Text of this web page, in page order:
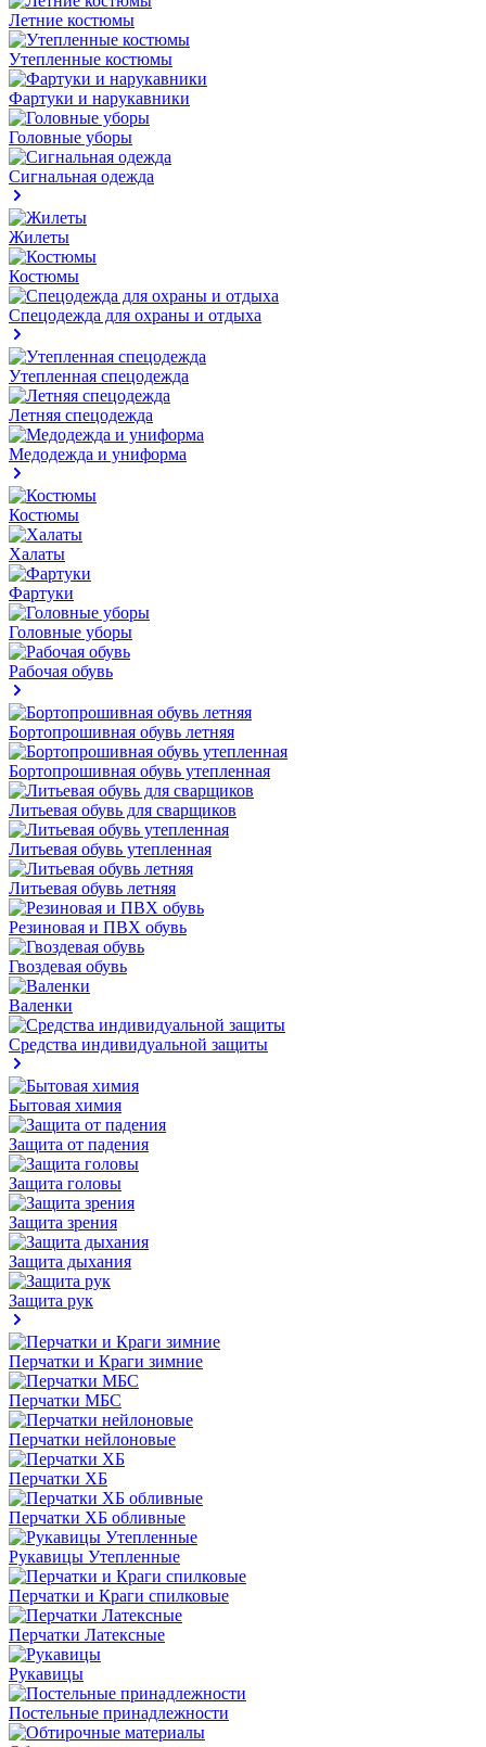
Летние костюмы
Утепленные костюмы
Фартуки и нарукавники
Головные уборы
Сигнальная одежда
Жилеты
Костюмы
Спецодежда для охраны и отдыха
Утепленная спецодежда
Летняя спецодежда
Медодежда и униформа
Костюмы
Халаты
Фартуки
Головные уборы
Рабочая обувь
Бортопрошивная обувь летняя
Бортопрошивная обувь утепленная
Литьевая обувь для сварщиков
Литьевая обувь утепленная
Литьевая обувь летняя
Резиновая и ПВХ обувь
Гвоздевая обувь
Валенки
Средства индивидуальной защиты
Бытовая химия
Защита от падения
Защита головы
Защита зрения
Защита дыхания
Защита рук
Перчатки и Краги зимние
Перчатки МБС
Перчатки нейлоновые
Перчатки ХБ
Перчатки ХБ обливные
Рукавицы Утепленные
Перчатки и Краги спилковые
Перчатки Латексные
Рукавицы
Постельные принадлежности